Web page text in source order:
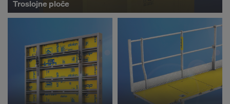
Troslojne ploče